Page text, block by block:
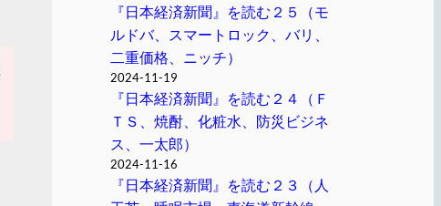
『日本経済新聞』を読む２５（モ
ルドバ、スマートロック、バリ、
二重価格、ニッチ）
2024-11-19
『日本経済新聞』を読む２４（Ｆ
ＴＳ、焼酎、化粧水、防災ビジネ
ス、一太郎）
2024-11-16
『日本経済新聞』を読む２３（人